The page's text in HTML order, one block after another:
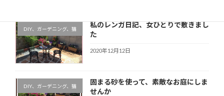
DIY、ガーデニング、猫
私のレンガ日記、女ひとりで敷きまし
た
2020年12月12日
DIY、ガーデニング、猫
固まる砂を使って、素敵なお庭にしま
せんか